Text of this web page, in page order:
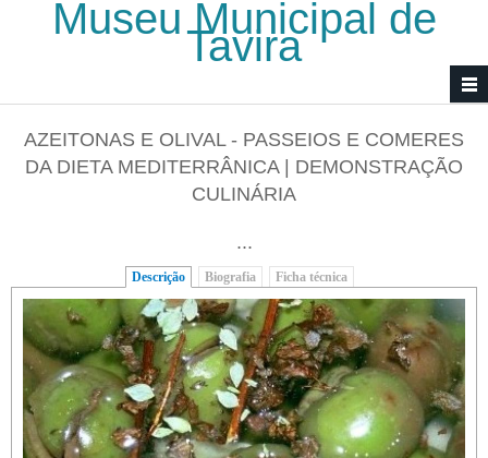
Passar para o conteúdo principal
Museu Municipal de
Tavira
AZEITONAS E OLIVAL - PASSEIOS E COMERES
DA DIETA MEDITERRÂNICA | DEMONSTRAÇÃO
CULINÁRIA
...
Descrição (separador ativo)
Biografia Ficha técnica